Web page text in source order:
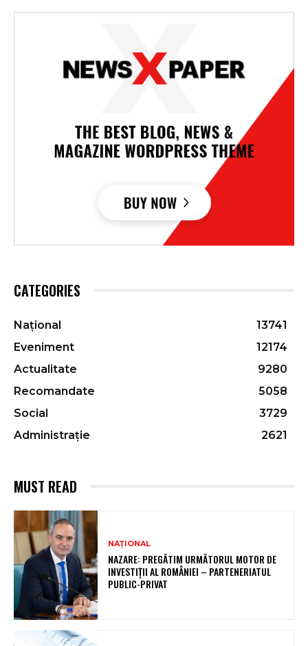
CATEGORIES
Național
13741
Eveniment
12174
Actualitate
9280
Recomandate
5058
Social
3729
Administrație
2621
MUST READ
NAȚIONAL
NAZARE: PREGĂTIM URMĂTORUL MOTOR DE
INVESTIȚII AL ROMÂNIEI – PARTENERIATUL
PUBLIC-PRIVAT